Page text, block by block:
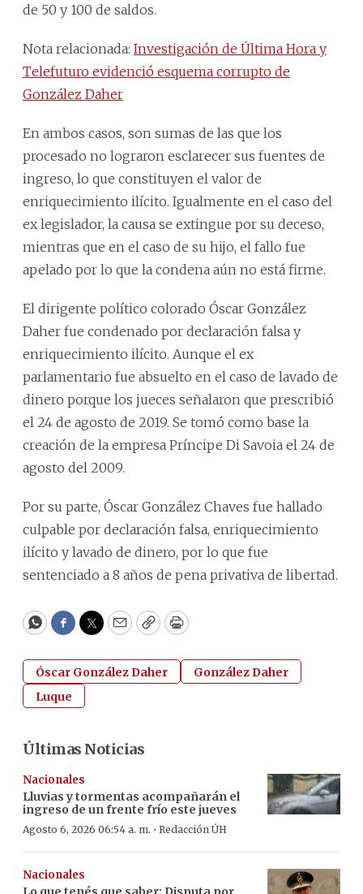
de 50 y 100 de saldos.
Nota relacionada: Investigación de Última Hora y
Telefuturo evidenció esquema corrupto de
González Daher
En ambos casos, son sumas de las que los
procesado no lograron esclarecer sus fuentes de
ingreso, lo que constituyen el valor de
enriquecimiento ilícito. Igualmente en el caso del
ex legislador, la causa se extingue por su deceso,
mientras que en el caso de su hijo, el fallo fue
apelado por lo que la condena aún no está firme.
El dirigente político colorado Óscar González
Daher fue condenado por declaración falsa y
enriquecimiento ilícito. Aunque el ex
parlamentario fue absuelto en el caso de lavado de
dinero porque los jueces señalaron que prescribió
el 24 de agosto de 2019. Se tomó como base la
creación de la empresa Príncipe Di Savoia el 24 de
agosto del 2009.
Por su parte, Óscar González Chaves fue hallado
culpable por declaración falsa, enriquecimiento
ilícito y lavado de dinero, por lo que fue
sentenciado a 8 años de pena privativa de libertad.
WhatsApp
Facebook
Twitter
EmailCopyPrint
Óscar González Daher
González Daher
Luque
Últimas Noticias
Nacionales
Lluvias y tormentas acompañarán el
ingreso de un frente frío este jueves
Agosto 6, 2026 06:54 a. m. · Redacción ÚH
Nacionales